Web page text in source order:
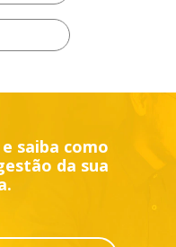
saiba como
da sua